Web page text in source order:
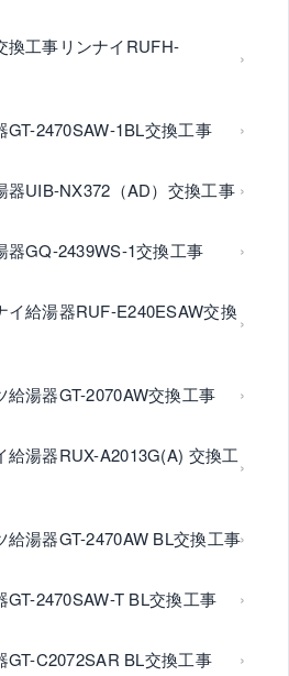
換工事リンナイRUFH-
2470SAW-1BL交換工事
器UIB-NX372（AD）交換工事
器GQ-2439WS-1交換工事
イ給湯器RUF-E240ESAW交換
湯器GT-2070AW交換工事
給湯器RUX-A2013G(A) 交換工
湯器GT-2470AW BL交換工事
2470SAW-T BL交換工事
GT-C2072SAR BL交換工事